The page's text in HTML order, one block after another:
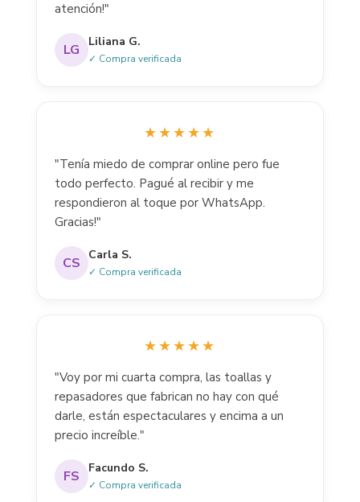
atención!"
LG Liliana G.
✓ Compra verificada
★★★★★
"Tenía miedo de comprar online pero fue
todo perfecto. Pagué al recibir y me
respondieron al toque por WhatsApp.
Gracias!"
CS Carla S.
✓ Compra verificada
★★★★★
"Voy por mi cuarta compra, las toallas y
repasadores que fabrican no hay con qué
darle, están espectaculares y encima a un
precio increíble."
FS Facundo S.
✓ Compra verificada